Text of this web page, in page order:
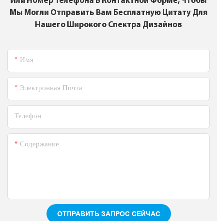
Мы Могли Отправить Вам Бесплатную Цитату Для
Нашего Широкого Спектра Дизайнов
Имя
Электронная Почта
Телефон
Содержание
ОТПРАВИТЬ ЗАПРОС СЕЙЧАС